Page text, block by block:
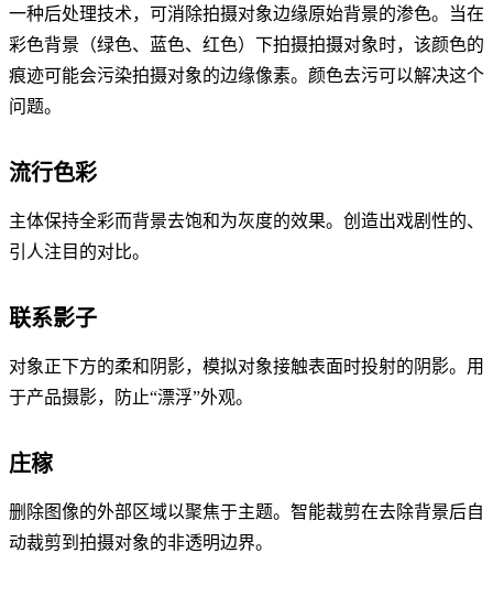
一种后处理技术，可消除拍摄对象边缘原始背景的渗色。当在
彩色背景（绿色、蓝色、红色）下拍摄拍摄对象时，该颜色的
痕迹可能会污染拍摄对象的边缘像素。颜色去污可以解决这个
问题。
流行色彩
主体保持全彩而背景去饱和为灰度的效果。创造出戏剧性的、
引人注目的对比。
联系影子
对象正下方的柔和阴影，模拟对象接触表面时投射的阴影。用
于产品摄影，防止“漂浮”外观。
庄稼
删除图像的外部区域以聚焦于主题。智能裁剪在去除背景后自
动裁剪到拍摄对象的非透明边界。